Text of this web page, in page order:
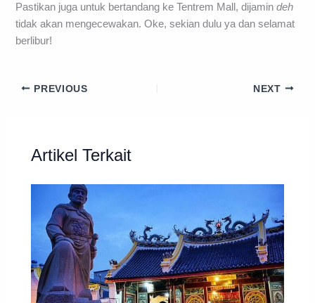
Pastikan juga untuk bertandang ke Tentrem Mall, dijamindeh
tidak akan mengecewakan. Oke, sekian dulu ya dan selamat
berlibur!
PREVIOUS NEXT
Artikel Terkait